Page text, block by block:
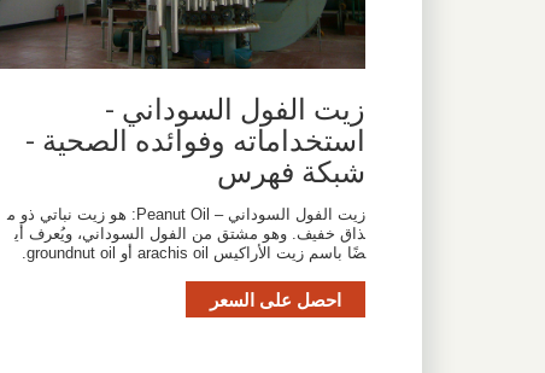
زيت الفول السوداني -
استخداماته وفوائده الصحية -
شبكة فهرس
زيت الفول السوداني – Peanut Oil: هو زيت نباتي ذو م
ذاق خفيف. وهو مشتق من الفول السوداني، ويُعرف أي
ضًا باسم زيت الأراكيس arachis oil أو groundnut oil.
احصل على السعر